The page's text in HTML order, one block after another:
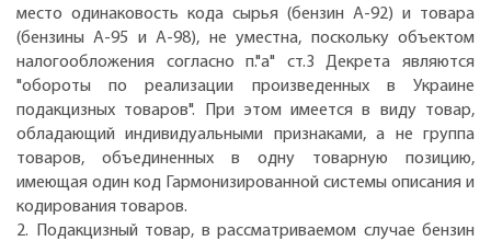
место одинаковость кода сырья (бензин А-92) и товара
(бензины А-95 и А-98), не уместна, поскольку объектом
налогообложения согласно п."а" ст.3 Декрета являются
"обороты по реализации произведенных в Украине
подакцизных товаров". При этом имеется в виду товар,
обладающий индивидуальными признаками, а не группа
товаров, объединенных в одну товарную позицию,
имеющая один код Гармонизированной системы описания и
кодирования товаров.
2. Подакцизный товар, в рассматриваемом случае бензин